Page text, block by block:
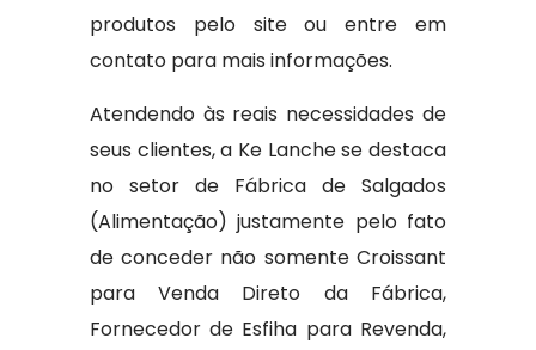
produtos pelo site ou entre em
contato para mais informações.
Atendendo às reais necessidades de
seus clientes, a Ke Lanche se destaca
no setor de Fábrica de Salgados
(Alimentação) justamente pelo fato
de conceder não somente Croissant
para Venda Direto da Fábrica,
Fornecedor de Esfiha para Revenda,